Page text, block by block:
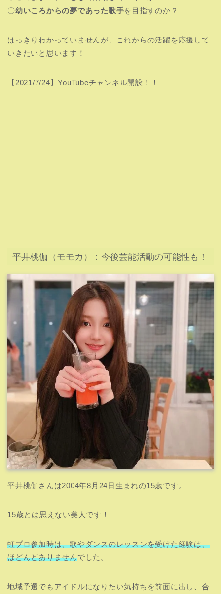
〇幼いころからの夢であった歌手を目指すのか？
はっきりわかっていませんが、これからの活躍を応援して
いきたいと思います！
【2021/7/24】YouTubeチャンネル開設！！
平井桃伽（モモカ）：今後芸能活動の可能性も！
平井桃伽さんは2004年8月24日生まれの15歳です。
15歳とは思えない美人です！
虹プロ参加時は、歌やダンスのレッスンを受けた経験は、
ほどんどありませんでした。
地域予選でもアイドルになりたい気持ちを前面に出し、合